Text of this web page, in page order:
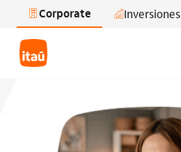
Saltar al contenido principal
Corporate Inversiones